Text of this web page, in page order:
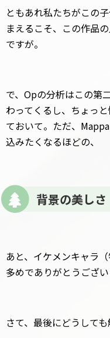
ともあれ私たちがこの
まえるこそ、この作品
ですが。
で、Opの分析はこの第
わってくるし、ちょっ
ておいて。ただ、
込みたくなるほどの、
背景の美しさ
あと、イケメンキャラ
多めでありがとうござい
さて、最後にどうしても